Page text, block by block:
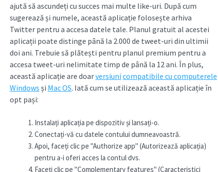
ajută să ascundeți cu succes mai multe like-uri. După cum
sugerează și numele, această aplicație folosește arhiva
Twitter pentru a accesa datele tale. Planul gratuit al acestei
aplicații poate distinge până la 2.000 de tweet-uri din ultimii
doi ani. Trebuie să plătești pentru planul premium pentru a
accesa tweet-uri nelimitate timp de până la 12 ani. În plus,
această aplicație are doarversiuni compatibile cu computerele
Windows și Mac OS. Iată cum se utilizează această aplicație în
opt pași:
Instalați aplicația pe dispozitiv și lansați-o.
Conectați-vă cu datele contului dumneavoastră.
Apoi, faceți clic pe "Authorize app" (Autorizează aplicația)
pentru a-i oferi acces la contul dvs.
Faceți clic pe "Complementary features" (Caracteristici